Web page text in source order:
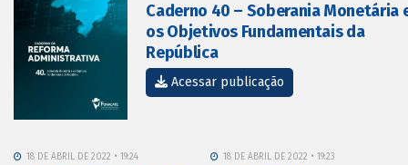
Caderno 40 – Soberania Monetária
os Objetivos Fundamentais da
República
Acessar publicação
18 DE ABRIL DE 2022 • 19:24 18 DE ABRIL DE 2022 • 19:23